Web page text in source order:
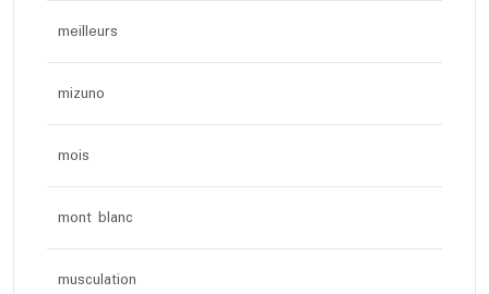
meilleurs
mizuno
mois
mont blanc
musculation